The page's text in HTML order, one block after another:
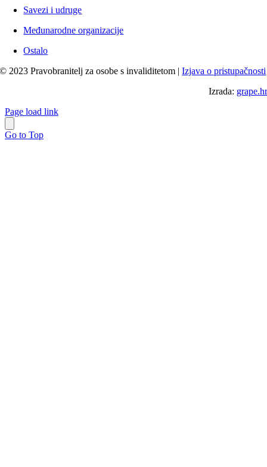
Savezi i udruge
Međunarodne organizacije
Ostalo
© 2023 Pravobranitelj za osobe s invaliditetom |Izjava o pristupačnosti
Izrada: grape.hr
Page load link
Go to Top